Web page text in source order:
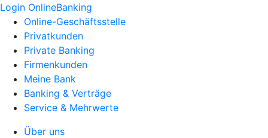
Login OnlineBanking
Online-Geschäftsstelle
Privatkunden
Private Banking
Firmenkunden
Meine Bank
Banking & Verträge
Service & Mehrwerte
Über uns